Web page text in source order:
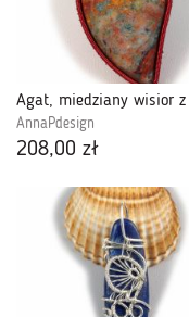
AnnaPdesign
208,00 zł